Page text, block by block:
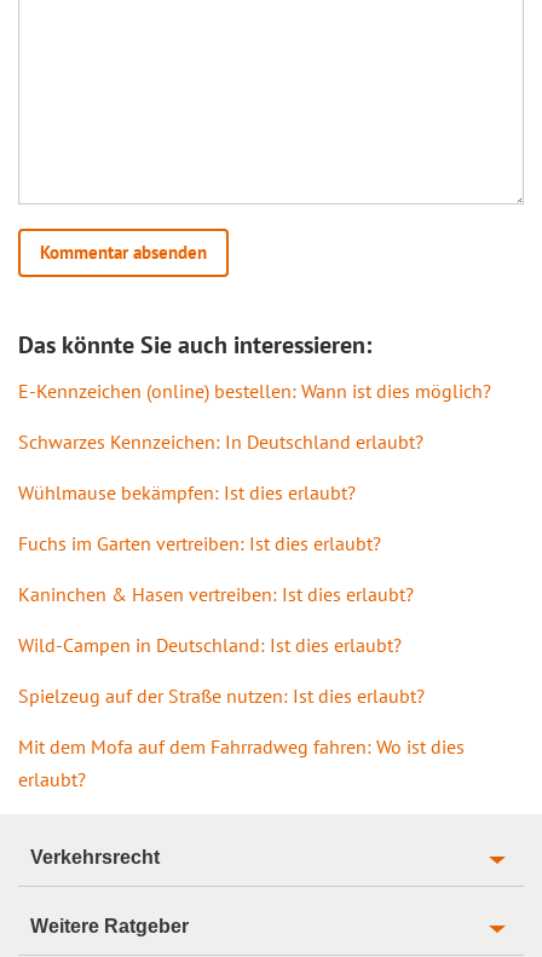
Das könnte Sie auch interessieren:
E-Kennzeichen (online) bestellen: Wann ist dies möglich?
Schwarzes Kennzeichen: In Deutschland erlaubt?
Wühlmause bekämpfen: Ist dies erlaubt?
Fuchs im Garten vertreiben: Ist dies erlaubt?
Kaninchen & Hasen vertreiben: Ist dies erlaubt?
Wild-Campen in Deutschland: Ist dies erlaubt?
Spielzeug auf der Straße nutzen: Ist dies erlaubt?
Mit dem Mofa auf dem Fahrradweg fahren: Wo ist dies
erlaubt?
Verkehrsrecht
Weitere Ratgeber